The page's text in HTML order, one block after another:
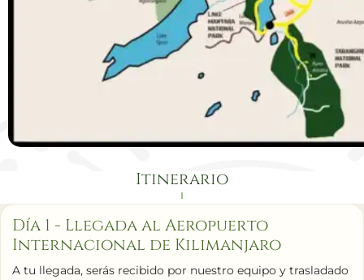
Itinerario
Día 1 - Llegada al Aeropuerto
Internacional de Kilimanjaro
A tu llegada, serás recibido por nuestro equipo y trasladado